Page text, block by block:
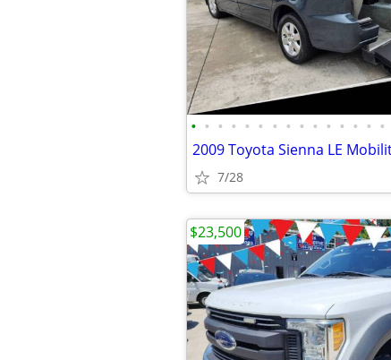
• • • • • • • • • • • • • • •
7/28
$23,500